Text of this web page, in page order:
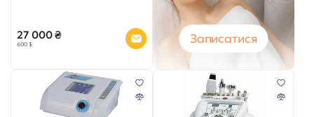
27 000 ₴
600 $ Записатися